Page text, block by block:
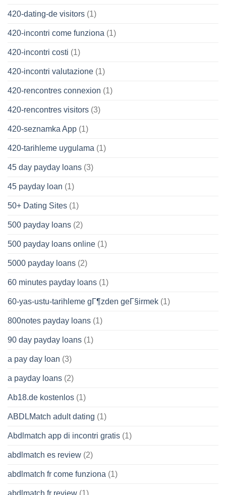
420-dating-de visitors (1)
420-incontri come funziona (1)
420-incontri costi (1)
420-incontri valutazione (1)
420-rencontres connexion (1)
420-rencontres visitors (3)
420-seznamka App (1)
420-tarihleme uygulama (1)
45 day payday loans (3)
45 payday loan (1)
50+ Dating Sites (1)
500 payday loans (2)
500 payday loans online (1)
5000 payday loans (2)
60 minutes payday loans (1)
60-yas-ustu-tarihleme gГ¶zden geГ§irmek (1)
800notes payday loans (1)
90 day payday loans (1)
a pay day loan (3)
a payday loans (2)
Ab18.de kostenlos (1)
ABDLMatch adult dating (1)
Abdlmatch app di incontri gratis (1)
abdlmatch es review (2)
abdlmatch fr come funziona (1)
abdlmatch fr review (1)